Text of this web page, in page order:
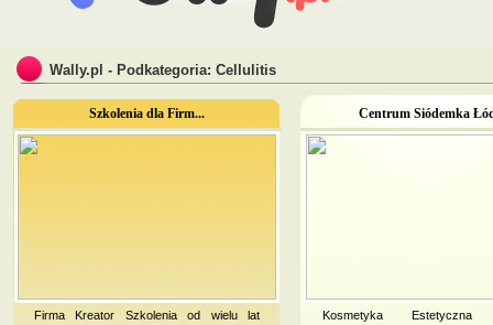
Wally.pl - Podkategoria: Cellulitis
Szkolenia dla Firm...
Firma Kreator Szkolenia od wielu lat
Centrum Siódemka
Kosmetyka Estetyczna